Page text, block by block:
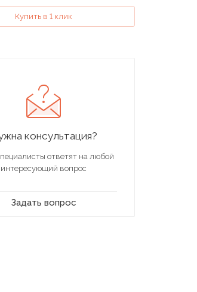
Купить в 1 клик
консультация?
ответят на любой
интересующий вопрос
Задать вопрос